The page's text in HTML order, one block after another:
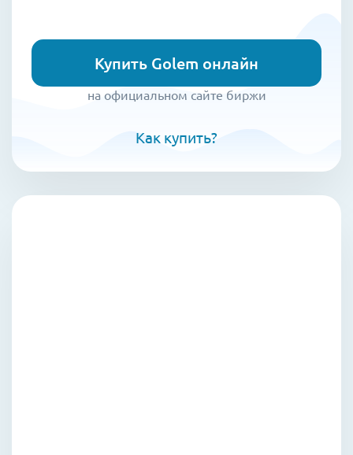
Купить Golem онлайн
на официальном сайте биржи
Как купить?